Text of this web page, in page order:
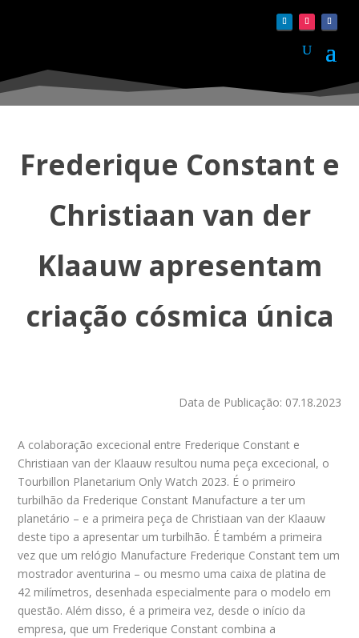
Frederique Constant e
Christiaan van der
Klaauw apresentam
criação cósmica única
Data de Publicação: 07.18.2023
A colaboração excecional entre Frederique Constant e
Christiaan van der Klaauw resultou numa peça excecional, o
Tourbillon Planetarium Only Watch 2023. É o primeiro
turbilhão da Frederique Constant Manufacture a ter um
planetário – e a primeira peça de Christiaan van der Klaauw
deste tipo a apresentar um turbilhão. É também a primeira
vez que um relógio Manufacture Frederique Constant tem um
mostrador aventurina – ou mesmo uma caixa de platina de
42 milímetros, desenhada especialmente para o modelo em
questão. Além disso, é a primeira vez, desde o início da
empresa, que um Frederique Constant combina a